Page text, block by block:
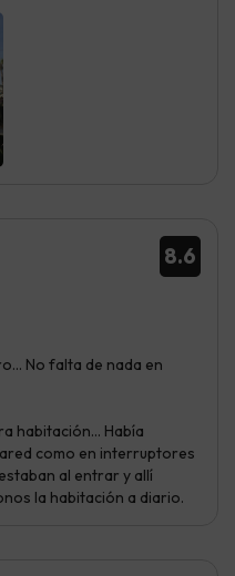
8.6
No falta de nada en
habitación... Había
como en interruptores
al entrar y allí
la habitación a diario.